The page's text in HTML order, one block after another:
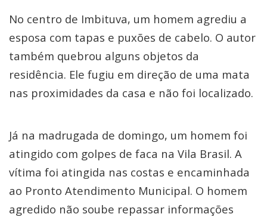
No centro de Imbituva, um homem agrediu a
esposa com tapas e puxões de cabelo. O autor
também quebrou alguns objetos da
residência. Ele fugiu em direção de uma mata
nas proximidades da casa e não foi localizado.
Já na madrugada de domingo, um homem foi
atingido com golpes de faca na Vila Brasil. A
vítima foi atingida nas costas e encaminhada
ao Pronto Atendimento Municipal. O homem
agredido não soube repassar informações